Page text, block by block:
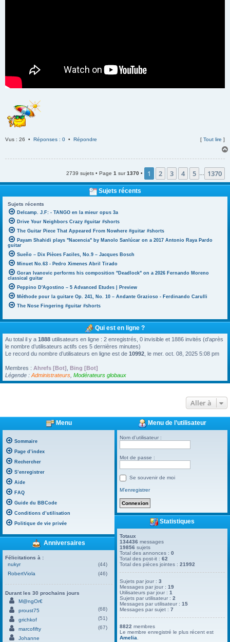
Vus : 26 • Réponses : 0 • Répondre [ Tout lire ]
2739 sujets • Page 1 sur1370 • 1 2 3 4 5 1370
Sujets récents
Sujets récents
Delcamp. J.F: - TANGO en la mieur opus 3a
Drive Your Neighbors Crazy #guitar #shorts
The Guitar Piece That Appeared From Nowhere #guitar #shorts
Payam Shahidi plays "Nacencia" by Manolo Sanlúcar on a 2017 Antonio Raya Pardo
guitar
Sueño – Dix Pièces Faciles, No.9 – Jacques Bosch
Minuet No.63 - Pedro Ximenes Abril Tirado
Goran Ivanovic performs his composition "Deadlock" on a 2026 Fernando Moreno
classical guitar
Peppino D'Agostino – 5 Advanced Etudes | Preview
Méthode pour la guitare Op. 241, No. 10 – Andante Grazioso - Ferdinando Carulli
The Nose Fingering #guitar #shorts
Qui est en ligne ?
Au total il y a 1888 utilisateurs en ligne : 2 enregistrés, 0 invisible et 1886 invités (d’après
le nombre d’utilisateurs actifs ces 5 dernières minutes)
Le record du nombre d’utilisateurs en ligne est de 10992 , le mer. oct. 08, 2025 5:08 pm
Membres : Ahrefs [Bot] Bing [Bot]
Légende : Administrateurs Modérateurs globaux
Aller à
Menu
Sommaire
Page d’index
Rechercher
S’enregistrer
Aide
FAQ
Guide du BBCode
Conditions d’utilisation
Politique de vie privée
Anniversaires
Félicitations à :
nukyr
(44)
RobertViola
(46)
Durant les 30 prochains jours
M@ngOr€
proust75
(68)
grichkof
(51)
marcofifty
(67)
Johanne
Menu de l’utilisateur
Nom d’utilisateur :
Mot de passe :
Se souvenir de moi
M’enregistrer
Statistiques
Totaux
134436 messages
19856 sujets
Total des annonces :0
Total des post-it :62
Total des pièces jointes :21992
Sujets par jour :3
Messages par jour :19
Utilisateurs par jour :1
Sujets par utilisateur :2
Messages par utilisateur :15
Messages par sujet :7
8822 membres
Le membre enregistré le plus récent est
Amelia